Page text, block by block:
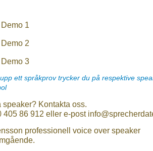
Demo 1
Demo 2
Demo 3
ett språkprov trycker du på respektive
speaker? Kontakta oss.
405 86 912 eller e-post
professionell voice over speaker